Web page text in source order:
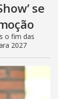
se
o fim das
2027